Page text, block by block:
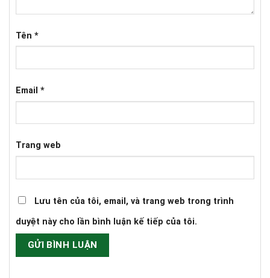
Tên *
Email *
Trang web
Lưu tên của tôi, email, và trang web trong trình
duyệt này cho lần bình luận kế tiếp của tôi.